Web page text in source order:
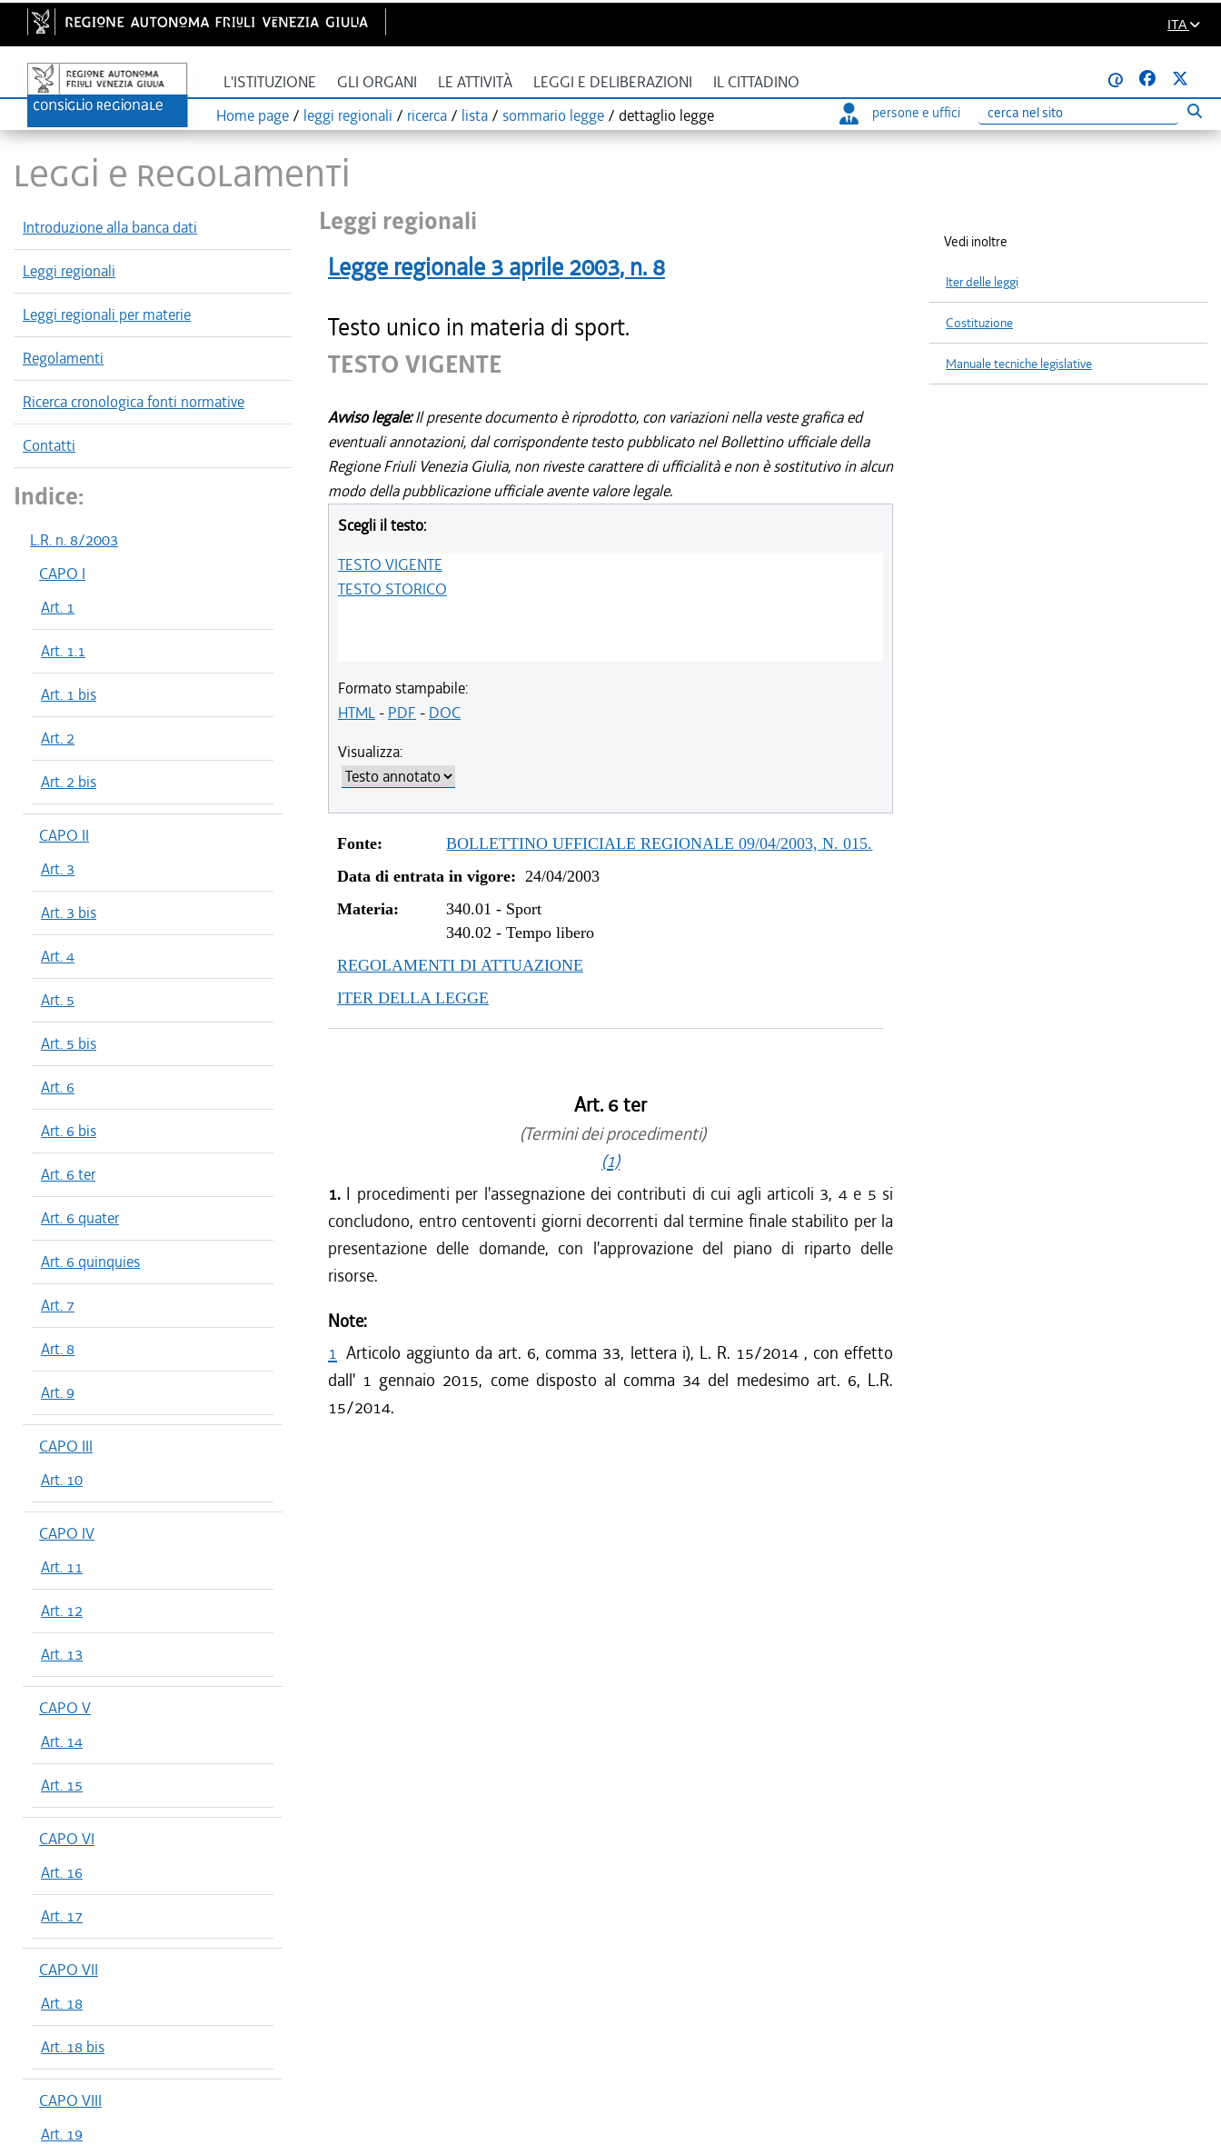
ITA
L'ISTITUZIONE GLI ORGANI LE ATTIVITÀ LEGGI E DELIBERAZIONI IL CITTADINO
@
Home page / leggi regionali / ricerca / lista / sommario legge / dettaglio legge persone e uffici
Ricerca
LEGGI E REGOLAMENTI
Introduzione alla banca dati
Leggi regionali
Leggi regionali per materie
Regolamenti
Ricerca cronologica fonti normative
Contatti
Indice:
L.R. n. 8/2003
CAPO I
Art. 1
Art. 1.1
Art. 1 bis
Art. 2
Art. 2 bis
CAPO II
Art. 3
Art. 3 bis
Art. 4
Art. 5
Art. 5 bis
Art. 6
Art. 6 bis
Art. 6 ter
Art. 6 quater
Art. 6 quinquies
Art. 7
Art. 8
Art. 9
CAPO III
Art. 10
CAPO IV
Art. 11
Art. 12
Art. 13
CAPO V
Art. 14
Art. 15
CAPO VI
Art. 16
Art. 17
CAPO VII
Art. 18
Art. 18 bis
CAPO VIII
Art. 19
Leggi regionali
Legge regionale 3 aprile 2003, n. 8
Testo unico in materia di sport.
TESTO VIGENTE
Avviso legale:Il presente documento è riprodotto, con variazioni nella veste grafica ed
eventuali annotazioni, dal corrispondente testo pubblicato nel Bollettino ufficiale della
Regione Friuli Venezia Giulia, non riveste carattere di ufficialità e non è sostitutivo in alcun
modo della pubblicazione ufficiale avente valore legale.
Scegli il testo:
TESTO VIGENTE
TESTO STORICO
Formato stampabile:
HTML- PDF - DOC
Visualizza:
Fonte:
BOLLETTINO UFFICIALE REGIONALE 09/04/2003, N. 015.
Data di entrata in vigore: 24/04/2003
Materia:
340.01 - Sport
340.02 -Tempo libero
REGOLAMENTI DI ATTUAZIONE
ITER DELLA LEGGE
Art. 6 ter
(Termini dei procedimenti)
(1)
1. I procedimenti per l'assegnazione dei contributi di cui agli articoli 3, 4 e 5 si
concludono, entro centoventi giorni decorrenti dal termine finale stabilito per la
presentazione delle domande, con l'approvazione del piano di riparto delle
risorse.
Note:
1 Articolo aggiunto da art. 6, comma 33, lettera i), L. R. 15/2014 , con effetto
dall' 1 gennaio 2015, come disposto al comma 34 del medesimo art. 6, L.R.
15/2014.
Vedi inoltre
Iter delle leggi
Costituzione
Manuale tecniche legislative